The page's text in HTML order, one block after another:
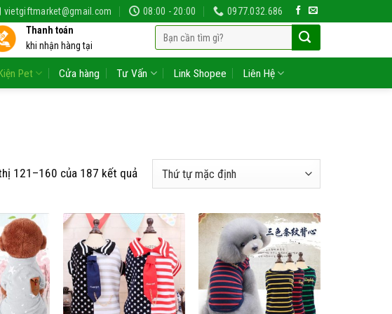
vietgiftmarket@gmail.com 08:00 - 20:00
0977.032.686
Thanh toán
khi nhận hàng tại
Tìm
kiếm:
Pet Cửa hàng Tư Vấn Link Shopee Liên Hệ
121–160 của 187 kết quả